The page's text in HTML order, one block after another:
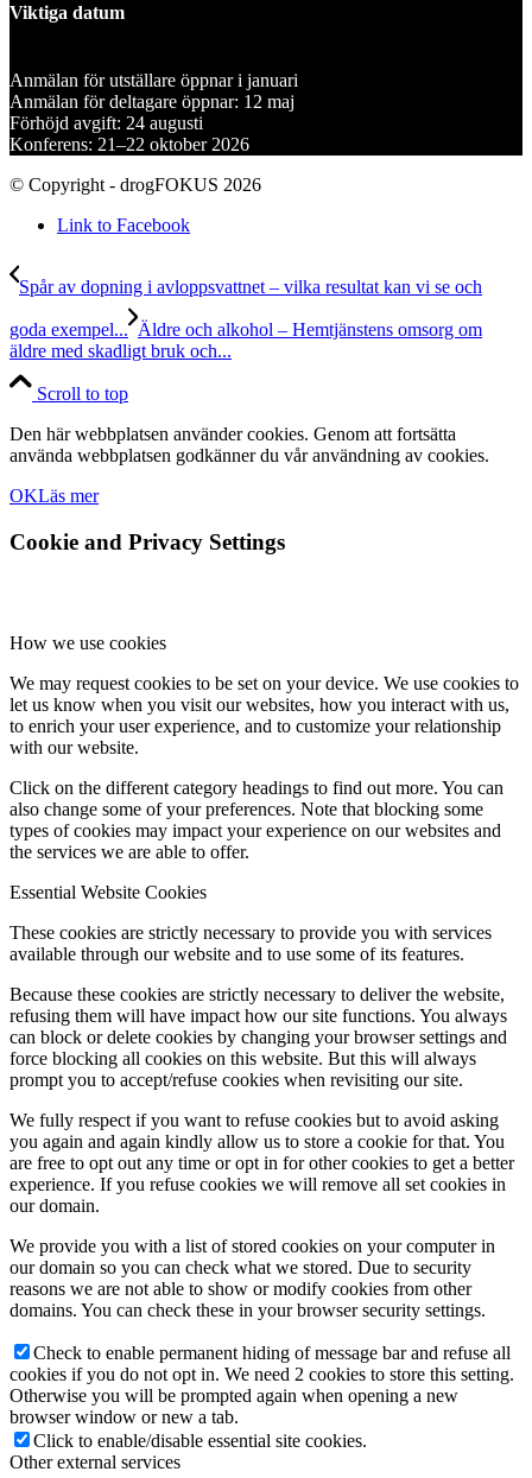
Viktiga datum
Anmälan för utställare öppnar i januari
Anmälan för deltagare öppnar: 12 maj
Förhöjd avgift: 24 augusti
Konferens: 21–22 oktober 2026
© Copyright - drogFOKUS 2026
Link to Facebook
Spår av dopning i avloppsvattnet – vilka resultat kan vi se och
goda exempel... Äldre och alkohol – Hemtjänstens omsorg om
äldre med skadligt bruk och...
Scroll to top
Den här webbplatsen använder cookies. Genom att fortsätta
använda webbplatsen godkänner du vår användning av cookies.
OKLäs mer
Cookie and Privacy Settings
How we use cookies
We may request cookies to be set on your device. We use cookies to
let us know when you visit our websites, how you interact with us,
to enrich your user experience, and to customize your relationship
with our website.
Click on the different category headings to find out more. You can
also change some of your preferences. Note that blocking some
types of cookies may impact your experience on our websites and
the services we are able to offer.
Essential Website Cookies
These cookies are strictly necessary to provide you with services
available through our website and to use some of its features.
Because these cookies are strictly necessary to deliver the website,
refusing them will have impact how our site functions. You always
can block or delete cookies by changing your browser settings and
force blocking all cookies on this website. But this will always
prompt you to accept/refuse cookies when revisiting our site.
We fully respect if you want to refuse cookies but to avoid asking
you again and again kindly allow us to store a cookie for that. You
are free to opt out any time or opt in for other cookies to get a better
experience. If you refuse cookies we will remove all set cookies in
our domain.
We provide you with a list of stored cookies on your computer in
our domain so you can check what we stored. Due to security
reasons we are not able to show or modify cookies from other
domains. You can check these in your browser security settings.
Check to enable permanent hiding of message bar and refuse all
cookies if you do not opt in. We need 2 cookies to store this setting.
Otherwise you will be prompted again when opening a new
browser window or new a tab.
Click to enable/disable essential site cookies.
Other external services